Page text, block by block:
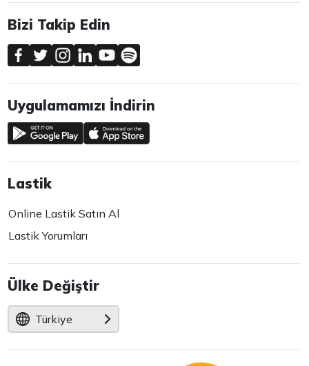
Bizi Takip Edin
Uygulamamızı İndirin
Lastik
Online Lastik Satın Al
Lastik Yorumları
Ülke Değiştir
Türkiye